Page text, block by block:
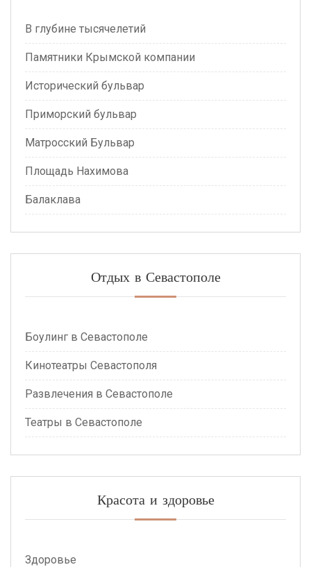
В глубине тысячелетий
Памятники Крымской компании
Исторический бульвар
Приморский бульвар
Матросский Бульвар
Площадь Нахимова
Балаклава
Отдых в Севастополе
Боулинг в Севастополе
Кинотеатры Севастополя
Развлечения в Севастополе
Театры в Севастополе
Красота и здоровье
Здоровье